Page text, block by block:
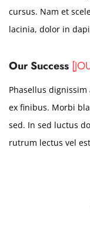
cursus. Nam et
lacinia, dolor in
Our Success
Phasellus
ex finibus. Morbi
sed. In sed luctus
rutrum lectus vel